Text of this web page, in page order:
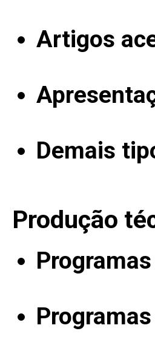
Artigos
Demais
Produção